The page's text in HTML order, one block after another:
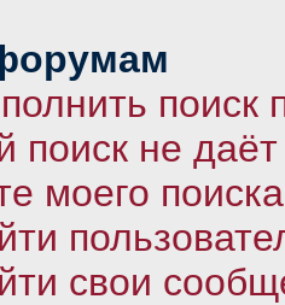
не даёт
моего
свои